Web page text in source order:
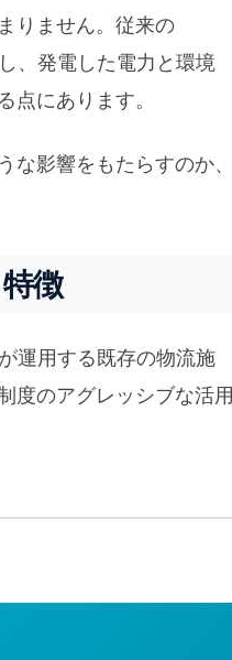
りません。従来の
、発電した電力と環境
点にあります。
影響をもたらすのか、
徴
運用する既存の物流施
度のアグレッシブな活用